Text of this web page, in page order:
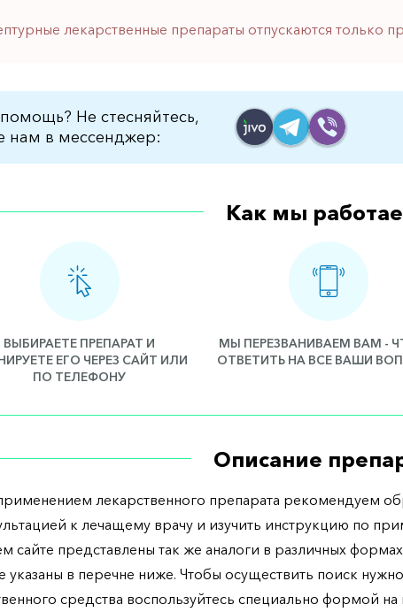
лекарственные препараты отпускаются только
Не стесняйтесь,
нам в мессенджер:
Как мы
ВЫБИРАЕТЕ ПРЕПАРАТ И
ЕГО ЧЕРЕЗ САЙТ ИЛИ
ПО ТЕЛЕФОНУ
МЫ ПЕРЕЗВАНИВАЕМ ВАМ -
ОТВЕТИТЬ НА ВСЕ ВАШИ
Описание
лекарственного препарата рекомендуем
к лечащему врачу и изучить инструкцию по
сайте представлены так же аналоги в различных
указаны в перечне ниже. Чтобы осуществить поиск
средства воспользуйтесь специально формой